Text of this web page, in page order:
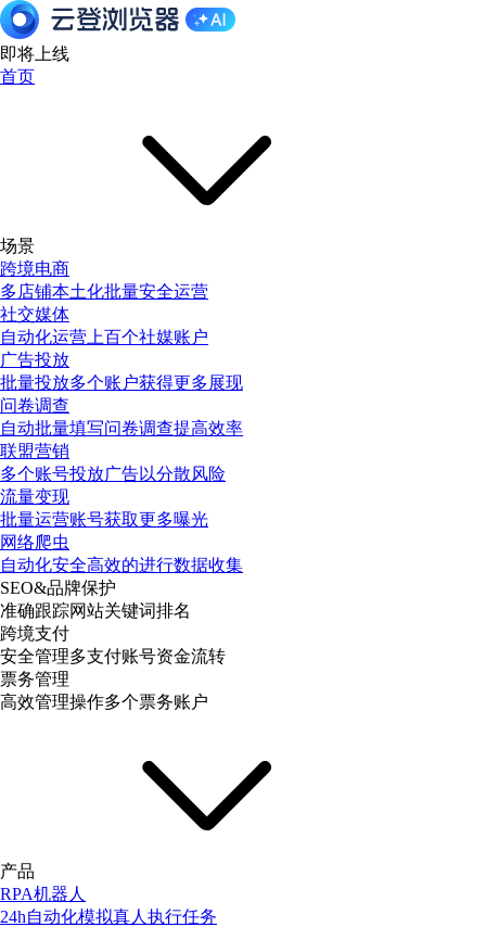
即将上线
首页
场景
跨境电商
多店铺本土化批量安全运营
社交媒体
自动化运营上百个社媒账户
广告投放
批量投放多个账户获得更多展现
问卷调查
自动批量填写问卷调查提高效率
联盟营销
多个账号投放广告以分散风险
流量变现
批量运营账号获取更多曝光
网络爬虫
自动化安全高效的进行数据收集
SEO&品牌保护
准确跟踪网站关键词排名
跨境支付
安全管理多支付账号资金流转
票务管理
高效管理操作多个票务账户
产品
RPA机器人
24h自动化模拟真人执行任务